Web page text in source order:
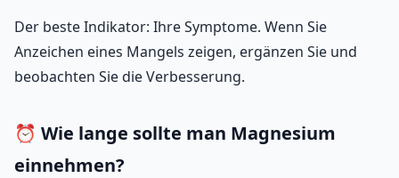
Der beste Indikator: Ihre Symptome. Wenn Sie
Anzeichen eines Mangels zeigen, ergänzen Sie und
beobachten Sie die Verbesserung.
⏰ Wie lange sollte man Magnesium
einnehmen?